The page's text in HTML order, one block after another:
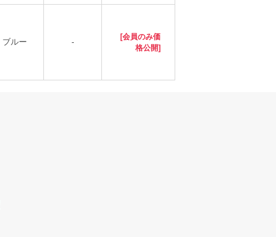
ブルー -
[会員のみ価
格公開]